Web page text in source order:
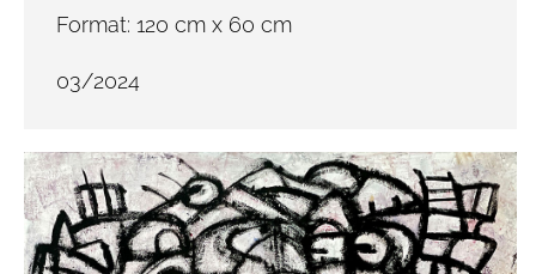
Format: 120 cm x 60 cm
03/2024